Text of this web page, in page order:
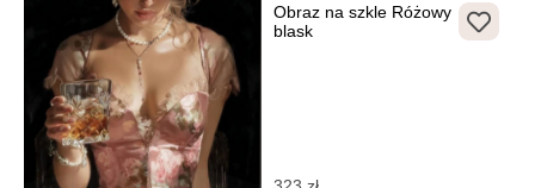
Obraz na szkle Różowy
blask